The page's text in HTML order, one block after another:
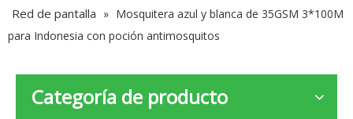
Red de pantalla » Mosquitera azul y blanca de 35GSM 3*100M
para Indonesia con poción antimosquitos
Categoría de producto